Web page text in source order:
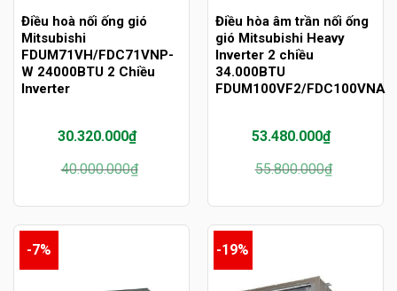
Điều hoà nối ống gió
Mitsubishi
FDUM71VH/FDC71VNP-
W 24000BTU 2 Chiều
Inverter
40.000.000₫
Giá
gốc
40.000.000₫.
30.320.000₫
Giá
hiện
là:
30.320.000₫.
Điều hòa âm trần nối ống
gió Mitsubishi Heavy
Inverter 2 chiều
34.000BTU
FDUM100VF2/FDC100VNA
55.800.000₫
Giá
gốc
55.800.000₫.
53.480.000₫
Giá
hiện
là:
53.480.000₫.
-7% -19%